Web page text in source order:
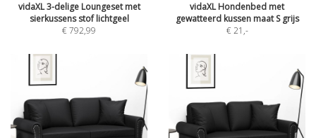
vidaXL 3-delige Loungeset met
sierkussens stof lichtgeel
€ 792,99
vidaXL Hondenbed met
gewatteerd kussen maat S grijs
€ 21 ,-